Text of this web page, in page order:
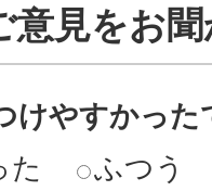
意見をお
けやすかった
た
ふつう